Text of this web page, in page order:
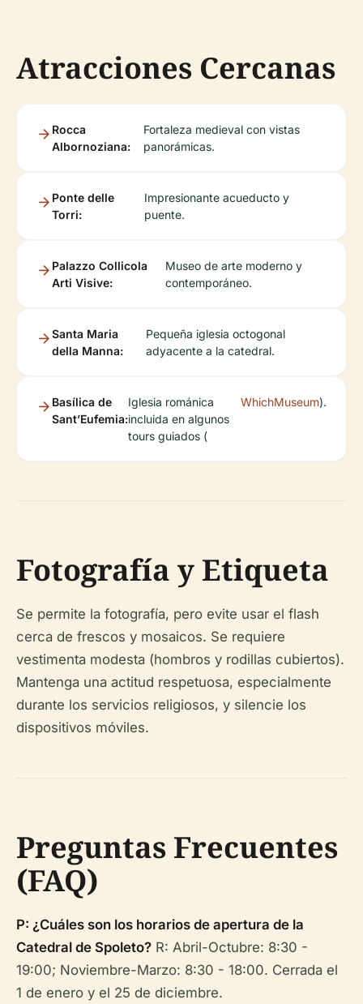
Atracciones Cercanas
Rocca
Albornoziana:
Fortaleza medieval con vistas
panorámicas.
Ponte delle
Torri:
Impresionante acueducto y
puente.
Palazzo Collicola
Arti Visive:
Museo de arte moderno y
contemporáneo.
Santa Maria
della Manna:
Pequeña iglesia octogonal
adyacente a la catedral.
Basílica de
Sant’Eufemia:
Iglesia románica
incluida en algunos
tours guiados (
WhichMuseum).
Fotografía y Etiqueta
Se permite la fotografía, pero evite usar el flash
cerca de frescos y mosaicos. Se requiere
vestimenta modesta (hombros y rodillas cubiertos).
Mantenga una actitud respetuosa, especialmente
durante los servicios religiosos, y silencie los
dispositivos móviles.
Preguntas Frecuentes
(FAQ)
P: ¿Cuáles son los horarios de apertura de la
Catedral de Spoleto? R: Abril-Octubre: 8:30 -
19:00; Noviembre-Marzo: 8:30 - 18:00. Cerrada el
1 de enero y el 25 de diciembre.